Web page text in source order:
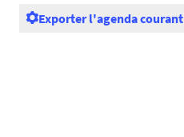
Exporter l'agenda courant